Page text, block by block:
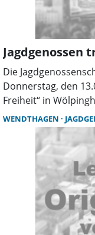
keine natürliche
dieser Zeit vor dem
geringen,
unterstützt.
Jagdgenossen
Die
Donnerstag, den
Freiheit“ in
WENDTHAGEN